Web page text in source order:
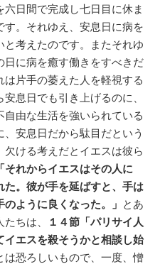
日間で完成し七日目に休ま
。それゆえ、安息日に病を
考えたのです。またそれゆ
日に病を癒す働きをすべきだ
片手の萎えた人を軽視する
息日でも引き上げるのに、
由な生活を強いられている
安息日だから駄目だという
ける考えだとイエスは彼ら
それからイエスはその人に
た。彼が手を延ばすと、手は
ように良くなった。」 とあ
ちは、
１４節「パリサイ人
イエスを殺そうかと相談し始
は恐ろしいもので、一度、憎